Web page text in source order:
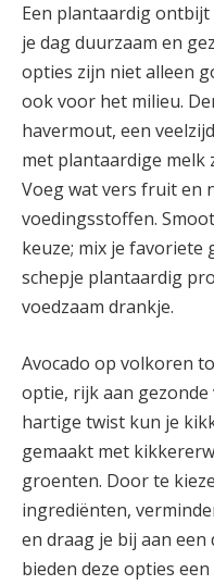
Een plantaardig
je dag duurzaam en
opties zijn niet alleen
ook voor het milieu.
havermout, een
met plantaardige melk
Voeg wat vers fruit en
voedingsstoffen.
keuze; mix je
schepje plantaardig
voedzaam drankje.
Avocado op volkoren
optie, rijk aan gezonde
hartige twist kun je
gemaakt met
groenten. Door te
ingrediënten,
en draag je bij aan
bieden deze opties